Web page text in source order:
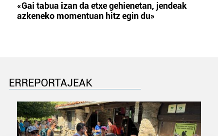
«Gai tabua izan da etxe gehienetan, jendeak
azkeneko momentuan hitz egin du»
ERREPORTAJEAK